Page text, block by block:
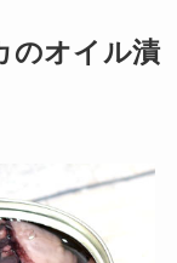
のオイル漬